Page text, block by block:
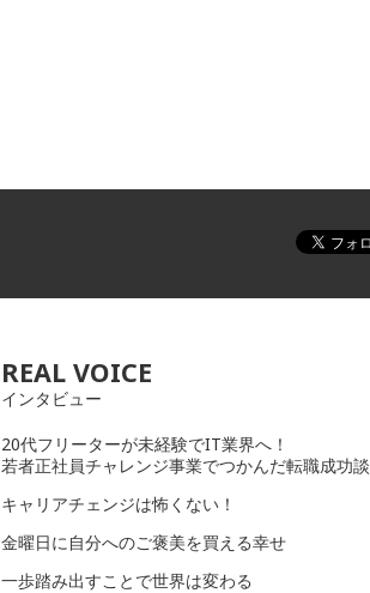
REAL VOICE
インタビュー
20代フリーターが未経験でIT業界へ！
若者正社員チャレンジ事業でつかんだ転職成功談
キャリアチェンジは怖くない！
金曜日に自分へのご褒美を買える幸せ
一歩踏み出すことで世界は変わる